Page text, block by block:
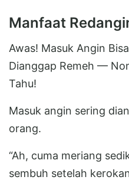
Manfaat
Awas! Masuk Angin
Dianggap Remeh —
Tahu!
Masuk angin sering
orang.
“Ah, cuma meriang
sembuh setelah